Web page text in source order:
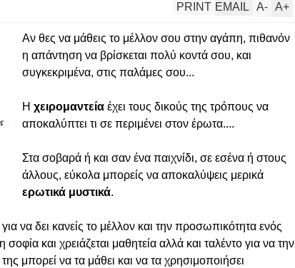
A+
A-
EMAIL
PRINT
Αν θες να μάθεις το μέλλον σου στην αγάπη, πιθανόν
η απάντηση να βρίσκεται πολύ κοντά σου, και
συγκεκριμένα, στις παλάμες σου...
Η χειρομαντεία έχει τους δικούς της τρόπους να
αποκαλύπτει τι σε περιμένει στον έρωτα....
Στα σοβαρά ή και σαν ένα παιχνίδι, σε εσένα ή στους
άλλους, εύκολα μπορείς να αποκαλύψεις μερικά
ερωτικά μυστικά.
να δει κανείς το μέλλον και την προσωπικότητα ενός
και χρειάζεται μαθητεία αλλά και ταλέντο για να την
μπορεί να τα μάθει και να τα χρησιμοποιήσει